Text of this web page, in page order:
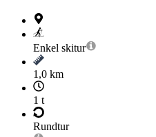
Enkel skitur
1,0 km
1 t
Rundtur